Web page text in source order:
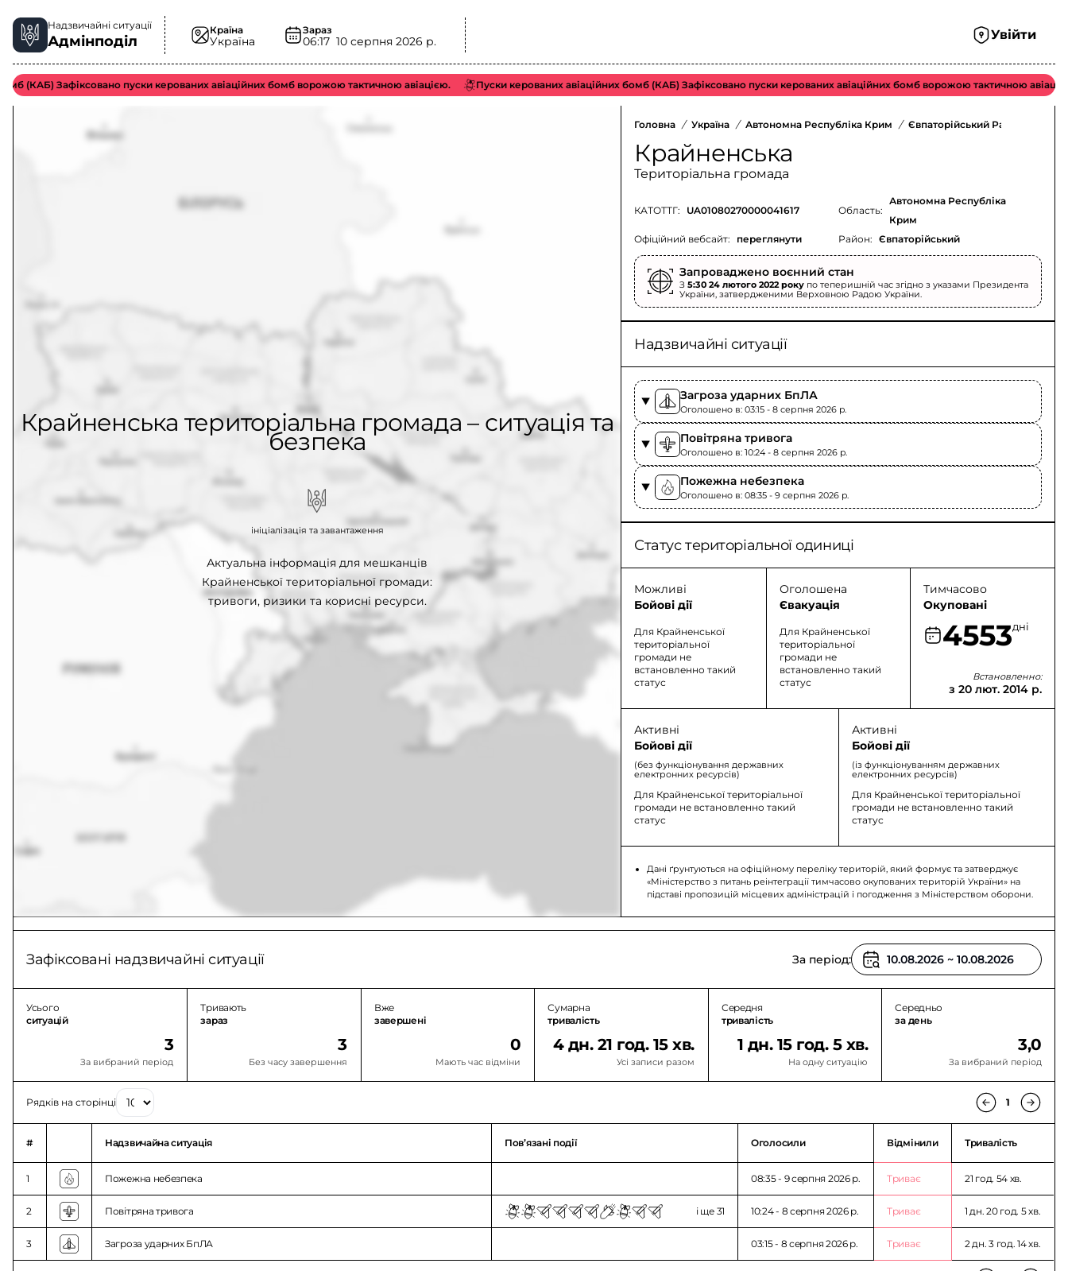
Надзвичайні ситуації
Адмінподіл
Країна
Україна
Зараз
06:17 10 серпня 2026 р. Увійти
Зафіксовано пуски керованих авіаційних бомб ворожою тактичною авіацією. Пуски керованих авіаційних бомб (КАБ) Зафіксовано пуски керованих авіаційних бомб ворожою тактичною авіацією.
Крайненська територіальна громада – ситуація та
безпека
Актуальна інформація для мешканців
Крайненської територіальної громади:
тривоги, ризики та корисні ресурси.
ініціалізація та завантаження
Головна / Україна / Автономна Республіка Крим / Євпаторійський Район
Крайненська
Територіальна громада
КАТОТТГ: UA01080270000041617
Офіційний вебсайт: переглянути
Область:
Автономна Республіка
Крим
Район: Євпаторійський
Запроваджено воєнний стан
З5:30 24 лютого 2022 року по теперишній час згідно з указами Президента
України, затвердженими Верховною Радою України.
Надзвичайні ситуації
Загроза ударних БпЛА
Оголошено в: 03:15 - 8 серпня 2026 p.
Повітряна тривога
Оголошено в: 10:24 - 8 серпня 2026 p.
Пожежна небезпека
Оголошено в: 08:35 - 9 серпня 2026 p.
Статус територіальної одиниці
Можливі
Бойові дії
Для Крайненської
територіальної
громади не
встановленно такий
статус
Оголошена
Євакуація
Для Крайненської
територіальної
громади не
встановленно такий
статус
Тимчасово
Окуповані
4553дні
Встановленно:
з 20 лют. 2014 р.
Активні
Бойові дії
(без функціонування державних
електронних ресурсів)
Для Крайненської територіальної
громади не встановленно такий
статус
Активні
Бойові дії
(із функціонуванням державних
електронних ресурсів)
Для Крайненської територіальної
громади не встановленно такий
статус
Дані ґрунтуються на офіційному переліку територій, який формує та затверджує
«Міністерство з питань реінтеграції тимчасово окупованих територій України» на
підставі пропозицій місцевих адміністрацій і погодження з Міністерством оборони.
Зафіксовані надзвичайні ситуації За період:
Усього
ситуацій
3
За вибраний період
Тривають
зараз
3
Без часу завершення
Вже
завершені
0
Мають час відміни
Сумарна
тривалість
4 дн. 21 год. 15 хв.
Усі записи разом
Середня
тривалість
1 дн. 15 год. 5 хв.
На одну ситуацію
Середньо
за день
3,0
За вибраний період
Рядків на сторінці 1
# Надзвичайна ситуація Повʼязані події Оголосили Відмінили Тривалість
1 Пожежна небезпека 08:35 - 9 серпня 2026 p. Триває 21 год. 54 хв.
2 Повітряна тривога і ще 31 10:24 - 8 серпня 2026 p. Триває 1 дн. 20 год. 5 хв.
3 Загроза ударних БпЛА 03:15 - 8 серпня 2026 p. Триває 2 дн. 3 год. 14 хв.